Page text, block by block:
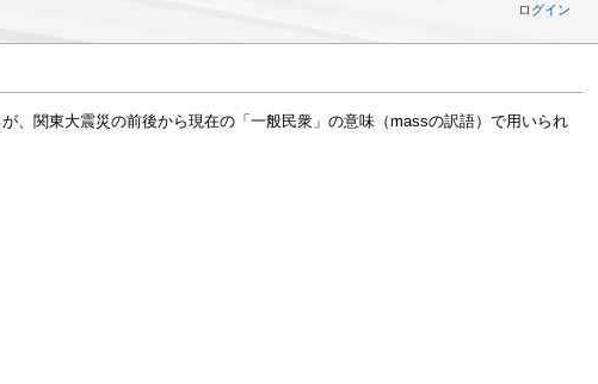
、関東大震災の前後から現在の「一般民衆」の意味（massの訳語）で用いられ
ログイン